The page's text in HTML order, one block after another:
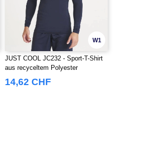
W1
JUST COOL JC232 - Sport-T-Shirt
aus recyceltem Polyester
14,62 CHF